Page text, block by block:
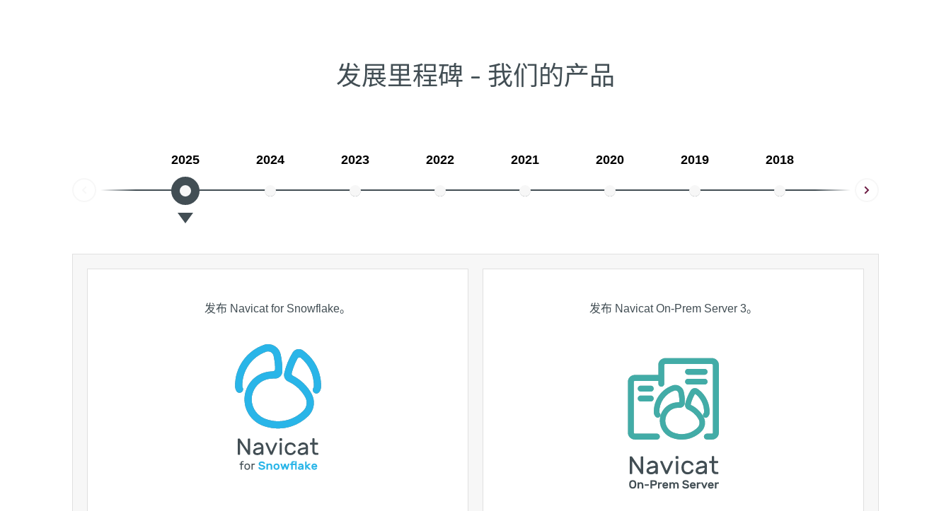
发展里程碑 - 我们的产品
2025 2024 2023 2022 2021 2020 2019 2018
发布 Navicat for Snowflake。 发布 Navicat On-Prem Server 3。